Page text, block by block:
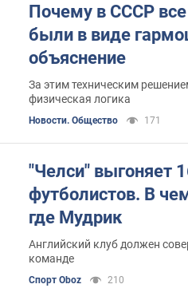
Почему в СССР
были в виде
объяснение
За этим техническим
физическая логика
Новости. Общество 171
"Челси" выгоняет
футболистов. В
где Мудрик
Английский клуб должен
команде
Спорт Oboz 210